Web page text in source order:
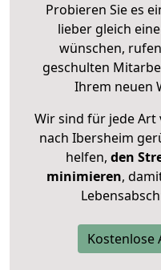
Probieren Sie es
lieber gleich eine
wünschen,
geschulten
Ihrem neuen
Wir sind für jede Art
nach Ibersheim
helfen, den
minimieren,
Kostenlose